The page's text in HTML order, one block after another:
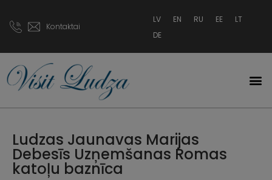
Kontaktai
LV EN RU EE
LT
DE
Ludzas Jaunavas Marijas
Debesīs Uzņemšanas Romas
katoļu baznīca